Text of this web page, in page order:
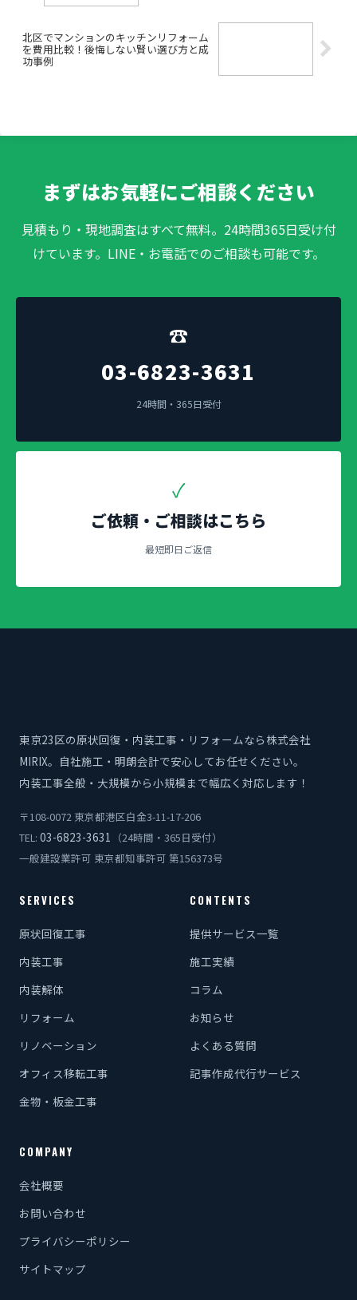
北区でマンションのキッチンリフォーム
を費用比較！後悔しない賢い選び方と成
功事例
まずはお気軽にご相談ください
見積もり・現地調査はすべて無料。24時間365日受け付
けています。LINE・お電話でのご相談も可能です。
☎
03-6823-3631
24時間・365日受付
✓
ご依頼・ご相談はこちら
最短即日ご返信
東京23区の原状回復・内装工事・リフォームなら株式会社
MIRIX。自社施工・明朗会計で安心してお任せください。
内装工事全般・大規模から小規模まで幅広く対応します！
〒108-0072 東京都港区白金3-11-17-206
TEL: 03-6823-3631 （24時間・365日受付）
一般建設業許可 東京都知事許可 第156373号
SERVICES
原状回復工事
内装工事
内装解体
リフォーム
リノベーション
オフィス移転工事
金物・板金工事
CONTENTS
提供サービス一覧
施工実績
コラム
お知らせ
よくある質問
記事作成代行サービス
COMPANY
会社概要
お問い合わせ
プライバシーポリシー
サイトマップ